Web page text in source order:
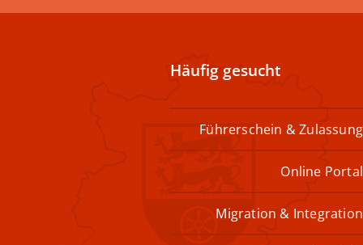
Häufig gesucht
Führerschein & Zulassung
Online Portal
Migration & Integration